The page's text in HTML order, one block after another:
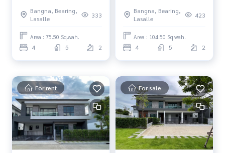
นอนBangna, Bearing,
Lasalle
333
Area : 75.50 Sq.wah.
4 5 2
Bangna, Bearing,
Lasalle
423
Area : 104.50 Sq.wah.
4 5 2
For rent For sale